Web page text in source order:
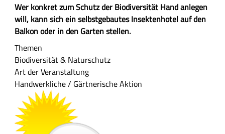
Z
u
s
a
m
m
e
a
s
Wer konkret zum Schutz der Biodiversität Hand anlegen
will, kann sich ein selbstgebautes Insektenhotel auf den
Balkon oder in den Garten stellen.
Themen
Biodiversität & Naturschutz
Art der Veranstaltung
Handwerkliche / Gärtnerische Aktion